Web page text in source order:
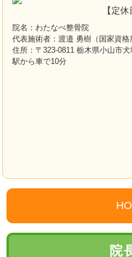
【定
院名：わたなべ整骨院
代表施術者：渡邉 勇樹（国家資格
住所：〒323-0811 栃木県小山市
駅から車で10分
院